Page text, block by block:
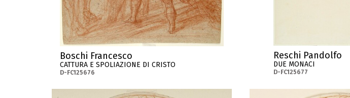
Boschi Francesco
CATTURA E SPOLIAZIONE DI CRISTO
D-FC125676
Reschi Pandolfo
DUE MONACI
D-FC125677